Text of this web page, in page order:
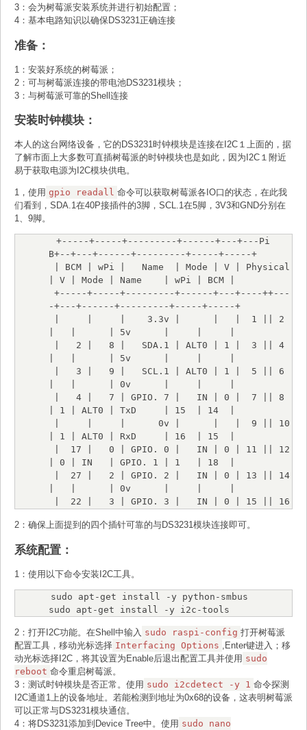
3：会为树莓派安装系统并进行初始配置；
4：基本电路知识以确保DS3231正确连接
准备：
1：安装好系统的树莓派；
2：可与树莓派连接的带电池DS3231模块；
3：与树莓派可靠的Shell连接
安装时钟模块：
本人的这台网络设备，它的DS3231时钟模块是连接在I2C１上面的，据
了解市面上大多数可直插树莓派的时钟模块也是如此，因为I2C１附近
易于获取电源为I2C模块供电。
1，使用 gpio readall 命令可以获取树莓派各IO口的状态，在此我
们看到，SDA.1在40P接插件的3脚，SCL.1在5脚，3V3和GND分别在
1、9脚。
+-----+-----+---------+------+---+---Pi
B+--+---+------+---------+-----+-----+
| V | Mode | Name    | wPi | BCM |
+-----+-----+---------+------+---+----++---
-+---+------+---------+-----+-----+
|   |      | 5v      |     |     |
|   |      | 5v      |     |     |
|   |      | 0v      |     |     |
| 1 | ALT0 | TxD     | 15  | 14  |
| 1 | ALT0 | RxD     | 16  | 15  |
| 0 | IN   | GPIO. 1 | 1   | 18  |
|   |      | 0v      |     |     |
|     |     |    3.3v |      |   | 17 || 18
|  10 |  12 |    MOSI | ALT0 | 0 | 19 || 20
|   9 |  13 |    MISO | ALT0 | 0 | 21 || 22
| 0 | IN   | GPIO. 6 | 6   | 25  |
|  11 |  14 |    SCLK | ALT0 | 0 | 23 || 24
| 1 | OUT  | CE0     | 10  | 8   |
|     |     |      0v |      |   | 25 || 26
| 1 | OUT  | CE1     | 11  | 7   |
|   0 |  30 |   SDA.0 |   IN | 1 | 27 || 28
| 1 | IN   | SCL.0   | 31  | 1   |
|   5 |  21 | GPIO.21 |   IN | 1 | 29 || 30
|   |      | 0v      |     |     |
|   6 |  22 | GPIO.22 |   IN | 1 | 31 || 32
| 0 | IN   | GPIO.26 | 26  | 12  |
2：确保上面提到的四个插针可靠的与DS3231模块连接即可。
系统配置：
1：使用以下命令安装I2C工具。
sudo apt-get install -y python-smbus
sudo apt-get install -y i2c-tools
2：打开I2C功能。在Shell中输入 sudo raspi-config 打开树莓派
配置工具，移动光标选择 Interfacing Options ,Enter键进入；移
动光标选择I2C，将其设置为Enable后退出配置工具并使用 sudo
reboot 命令重启树莓派。
3：测试时钟模块是否正常。使用 sudo i2cdetect -y 1 命令探测
I2C通道1上的设备地址。若能检测到地址为0x68的设备，这表明树莓派
可以正常与DS3231模块通信。
4：将DS3231添加到Device Tree中。使用 sudo nano